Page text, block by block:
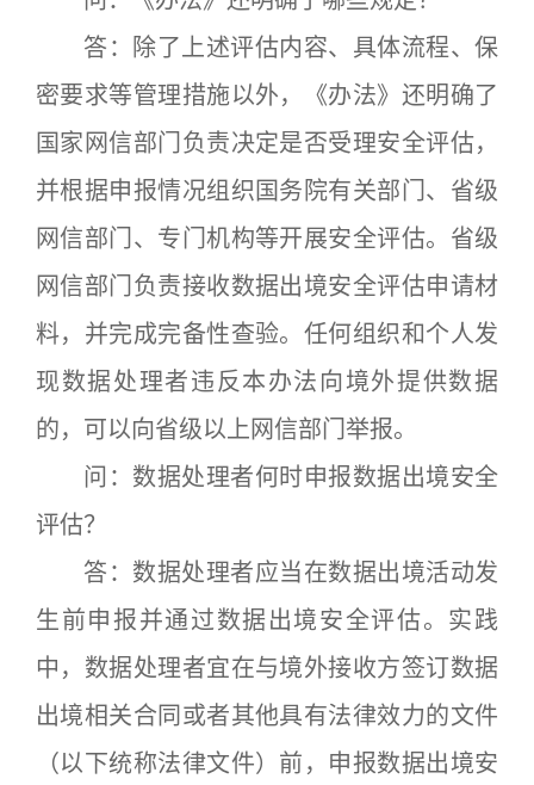
答：除了上述评估内容、具体流程、保
密要求等管理措施以外，《办法》还明确了
国家网信部门负责决定是否受理安全评估，
并根据申报情况组织国务院有关部门、省级
网信部门、专门机构等开展安全评估。省级
网信部门负责接收数据出境安全评估申请材
料，并完成完备性查验。任何组织和个人发
现数据处理者违反本办法向境外提供数据
的，可以向省级以上网信部门举报。
问：数据处理者何时申报数据出境安全
评估？
答：数据处理者应当在数据出境活动发
生前申报并通过数据出境安全评估。实践
中，数据处理者宜在与境外接收方签订数据
出境相关合同或者其他具有法律效力的文件
（以下统称法律文件）前，申报数据出境安